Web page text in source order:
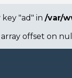
"ad" in /var/
array offset on